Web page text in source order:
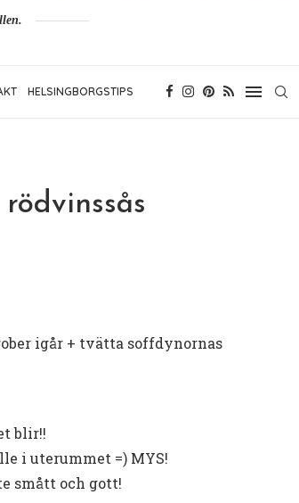
HELSINGBORGSTIPS
igår + tvätta soffdynornas
blir!!
i uterummet =) MYS!
smått och gott!